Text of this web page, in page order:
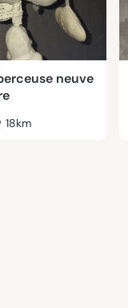
neuve
18km